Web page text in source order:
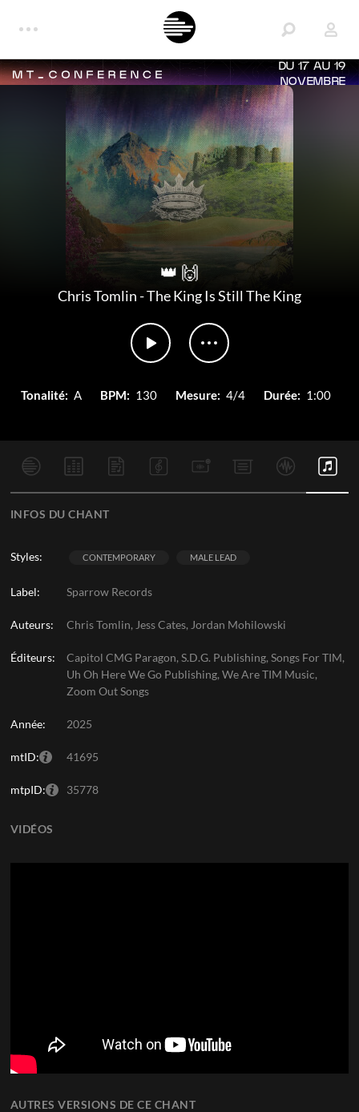
DU 17 AU 19
NOVEMBRE
👑 🙌
Chris Tomlin-The King Is Still The King
Tonalité: A BPM: 130 Mesure: 4/4 Durée: 1:00
INFOS DU CHANT
Styles: CONTEMPORARY MALE LEAD
Label: Sparrow Records
Auteurs: Chris Tomlin, Jess Cates, Jordan Mohilowski
Éditeurs:
Capitol CMG Paragon, S.D.G. Publishing, Songs For TIM,
Uh Oh Here We Go Publishing, We Are TIM Music,
Zoom Out Songs
Année: 2025
mtID: 41695
mtpID: 35778
AUTRES VERSIONS DE CE CHANT
VIDÉOS